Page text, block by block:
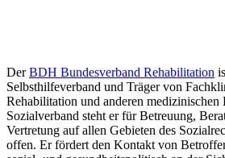
DerBDH Bundesverband Rehabilitation
Selbsthilfeverband und Träger von
Rehabilitation und anderen
Sozialverband steht er für Betreuung,
Vertretung auf allen Gebieten des
offen. Er fördert den Kontakt von